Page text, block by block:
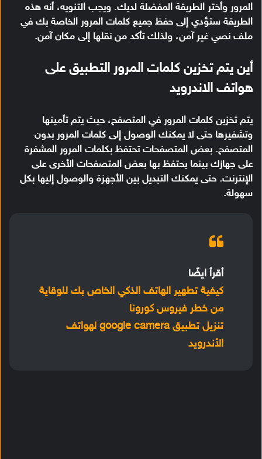
المرور وأختر الطريقة المفضلة لديك. ويجب التنويه، أنه هذه
الطريقة ستؤدي إلى حفظ جميع كلمات المرور الخاصة بك في
ملف نصي غير آمن، ولذلك تأكد من نقلها إلى مكان آمن.
أين يتم تخزين كلمات المرور التطبيق على
هواتف الاندرويد
يتم تخزين كلمات المرور في المتصفح، حيث يتم تأمينها
وتشفيرها حتى لا يمكنك الوصول إلى كلمات المرور بدون
المتصفح. بعض المتصفحات تحتفظ بكلمات المرور المشفرة
على جهازك بينما يحتفظ بها بعض المتصفحات الأخرى على
الإنترنت. حتى يمكنك التبديل بين الأجهزة والوصول إليها بكل
سهولة.
أقرأ ايضًا
كيفية تطهير الهاتف الذكي الخاص بك للوقاية
من خطر فيروس كورونا
تنزيل تطبيق google camera لهواتف
الأندرويد